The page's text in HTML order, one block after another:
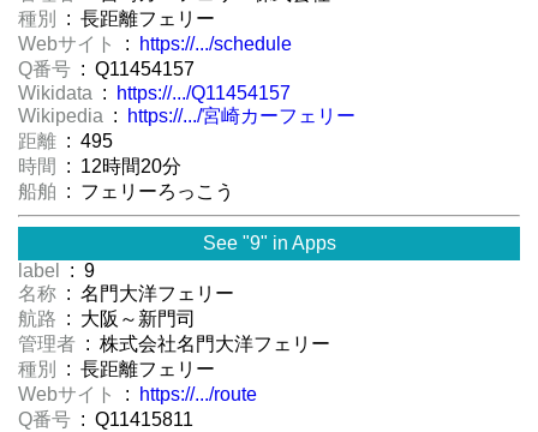
種別
: 長距離フェリー
Webサイト
:
https://.../schedule
Q番号 : Q11454157
Wikidata :
https://.../Q11454157
Wikipedia :
https://.../宮崎カーフェリー
距離 : 495
時間
: 12時間20分
船舶 : フェリーろっこう
See "9" in Apps
label
: 9
名称 : 名門大洋フェリー
航路 : 大阪～新門司
管理者 : 株式会社名門大洋フェリー
種別
: 長距離フェリー
Webサイト
:
https://.../route
Q番号 : Q11415811